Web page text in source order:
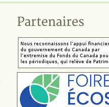
Partenaires